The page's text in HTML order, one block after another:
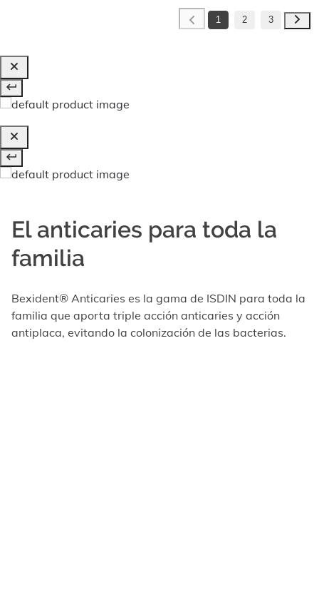
1 2 3
El anticaries para toda la
familia
Bexident® Anticaries es la gama de ISDIN para toda la
familia que aporta triple acción anticaries y acción
antiplaca, evitando la colonización de las bacterias.